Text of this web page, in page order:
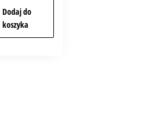
Dodaj do
koszyka